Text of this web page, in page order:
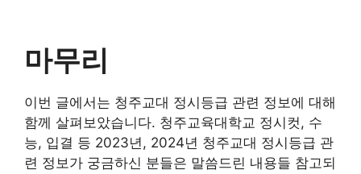
마무리
이번 글에서는 청주교대 정시등급 관련 정보에 대해
함께 살펴보았습니다. 청주교육대학교 정시컷, 수
능, 입결 등 2023년, 2024년 청주교대 정시등급 관
련 정보가 궁금하신 분들은 말씀드린 내용들 참고되